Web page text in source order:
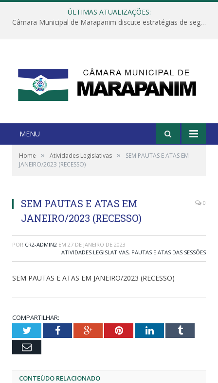
ÚLTIMAS ATUALIZAÇÕES:
Câmara Municipal de Marapanim discute estratégias de segurança com autoridades e poder executivo
MENU
Home » Atividades Legislativas »
SEM PAUTAS E ATAS EM
JANEIRO/2023 (RECESSO)
SEM PAUTAS E ATAS EM
JANEIRO/2023 (RECESSO)
0
POR CR2-ADMIN2 EM 27 DE JANEIRO DE 2023
ATIVIDADES LEGISLATIVAS, PAUTAS E ATAS DAS SESSÕES
SEM PAUTAS E ATAS EM JANEIRO/2023 (RECESSO)
COMPARTILHAR:
TwitterFacebookGoogle+PinterestLinkedInTumblr
Email
CONTEÚDO RELACIONADO